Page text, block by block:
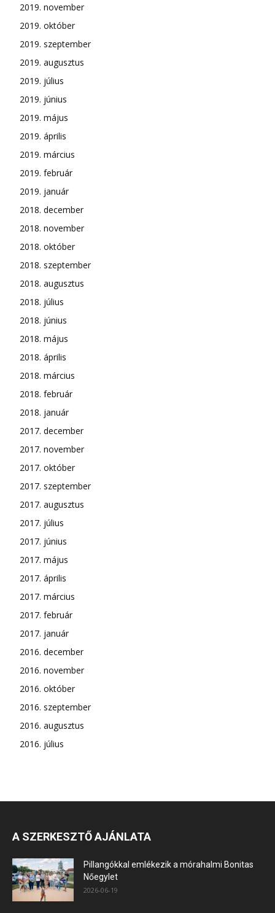
2019. november
2019. október
2019. szeptember
2019. augusztus
2019. július
2019. június
2019. május
2019. április
2019. március
2019. február
2019. január
2018. december
2018. november
2018. október
2018. szeptember
2018. augusztus
2018. július
2018. június
2018. május
2018. április
2018. március
2018. február
2018. január
2017. december
2017. november
2017. október
2017. szeptember
2017. augusztus
2017. július
2017. június
2017. május
2017. április
2017. március
2017. február
2017. január
2016. december
2016. november
2016. október
2016. szeptember
2016. augusztus
2016. július
A SZERKESZTŐ AJÁNLATA
Pillangókkal emlékezik a mórahalmi Bonitas
Nőegylet
2026-06-19